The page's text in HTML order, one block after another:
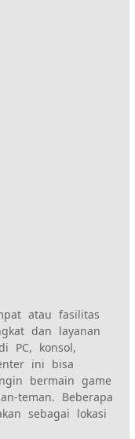
atau fasilitas
dan layanan
PC, konsol,
ini bisa
bermain game
teman. Beberapa
sebagai lokasi